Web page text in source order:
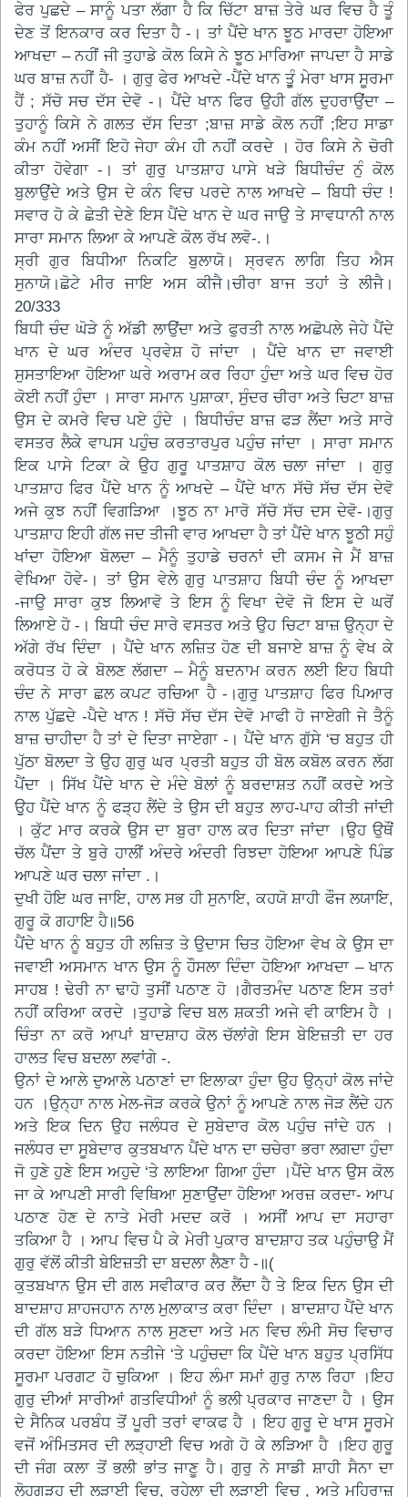
ਫੇਰ ਪੁਛਦੇ – ਸਾਨੂੰ ਪਤਾ ਲੱਗਾ ਹੈ ਕਿ ਚਿੱਟਾ ਬਾਜ਼ ਤੇਰੇ ਘਰ ਵਿਚ ਹੈ ਤੂੰ
ਦੇਣ ਤੋਂ ਇਨਕਾਰ ਕਰ ਦਿਤਾ ਹੈ -। ਤਾਂ ਪੈਂਦੇ ਖਾਨ ਝੂਠ ਮਾਰਦਾ ਹੋਇਆ
ਆਖਦਾ – ਨਹੀਂ ਜੀ ਤੁਹਾਡੇ ਕੋਲ ਕਿਸੇ ਨੇ ਝੂਠ ਮਾਰਿਆ ਜਾਪਦਾ ਹੈ ਸਾਡੇ
ਘਰ ਬਾਜ਼ ਨਹੀਂ ਹੈ- । ਗੁਰੁ ਫੇਰ ਆਖਦੇ -ਪੈਂਦੇ ਖਾਨ ਤੁੂੰ ਮੇਰਾ ਖਾਸ ਸੂਰਮਾ
ਹੈਂ ; ਸੱਚੋ ਸਚ ਦੱਸ ਦੇਵੋ -। ਪੈਂਦੇ ਖਾਨ ਫਿਰ ਉਹੀ ਗੱਲ ਦੁਹਰਾਉਂਦਾ –
ਤੁਹਾਨੂੰ ਕਿਸੇ ਨੇ ਗਲਤ ਦੱਸ ਦਿਤਾ ;ਬਾਜ਼ ਸਾਡੇ ਕੋਲ ਨਹੀਂ ;ਇਹ ਸਾਡਾ
ਕੰਮ ਨਹੀਂ ਅਸੀਂ ਇਹੋ ਜੇਹਾ ਕੰਮ ਹੀ ਨਹੀਂ ਕਰਦੇ । ਹੋਰ ਕਿਸੇ ਨੇ ਚੋਰੀ
ਕੀਤਾ ਹੋਵੇਗਾ -। ਤਾਂ ਗੁਰੁ ਪਾਤਸ਼ਾਹ ਪਾਸੇ ਖੜੇ ਬਿਧੀਚੰਦ ਨੁੰ ਕੋਲ
ਬੁਲਾਉਂਦੇ ਅਤੇ ਉਸ ਦੇ ਕੰਨ ਵਿਚ ਪਰਦੇ ਨਾਲ ਆਖਦੇ – ਬਿਧੀ ਚੰਦ !
ਸਵਾਰ ਹੋ ਕੇ ਛੇਤੀ ਦੇਣੇ ਇਸ ਪੈਂਦੇ ਖਾਨ ਦੇ ਘਰ ਜਾਉ ਤੇ ਸਾਵਧਾਨੀ ਨਾਲ
ਸਾਰਾ ਸਮਾਨ ਲਿਆ ਕੇ ਆਪਣੇ ਕੋਲ ਰੱਖ ਲਵੋ-.।
ਸ੍ਰੀ ਗੁਰ ਬਿਧੀਆ ਨਿਕਟਿ ਬੁਲਾਯੋ। ਸ੍ਰਵਨ ਲਾਗਿ ਤਿਹ ਐਸ
ਸੁਨਾਯੋ।ਛੋਟੇ ਮੀਰ ਜਾਇ ਅਸ ਕੀਜੈ।ਚੀਰਾ ਬਾਜ ਤਹਾਂ ਤੇ ਲੀਜੈ।
20/333
ਬਿਧੀ ਚੰਦ ਘੋੜੇ ਨੂੰ ਅੱਡੀ ਲਾਉਂਦਾ ਅਤੇ ਫੁਰਤੀ ਨਾਲ ਅਛੋਪਲੇ ਜੇਹੇ ਪੈਂਦੇ
ਖਾਨ ਦੇ ਘਰ ਅੰਦਰ ਪ੍ਰਵੇਸ਼ ਹੋ ਜਾਂਦਾ । ਪੈਂਦੇ ਖਾਨ ਦਾ ਜਵਾਈ
ਸੁਸਤਾਇਆ ਹੋਇਆ ਘਰੇ ਅਰਾਮ ਕਰ ਰਿਹਾ ਹੁੰਦਾ ਅਤੇ ਘਰ ਵਿਚ ਹੋਰ
ਕੋਈ ਨਹੀਂ ਹੁੰਦਾ । ਸਾਰਾ ਸਮਾਨ ਪੁਸ਼ਾਕਾ, ਸੁੰਦਰ ਚੀਰਾ ਅਤੇ ਚਿਟਾ ਬਾਜ਼
ਉਸ ਦੇ ਕਮਰੇ ਵਿਚ ਪਏ ਹੁੰਦੇ । ਬਿਧੀਚੰਦ ਬਾਜ਼ ਫੜ ਲੈਂਦਾ ਅਤੇ ਸਾਰੇ
ਵਸਤਰ ਲੈਕੇ ਵਾਪਸ ਪਹੁੰਚ ਕਰਤਾਰਪੁਰ ਪਹੁੰਚ ਜਾਂਦਾ । ਸਾਰਾ ਸਮਾਨ
ਇਕ ਪਾਸੇ ਟਿਕਾ ਕੇ ਉਹ ਗੁਰੂ ਪਾਤਸ਼ਾਹ ਕੋਲ ਚਲਾ ਜਾਂਦਾ । ਗੁਰੁ
ਪਾਤਸ਼ਾਹ ਫਿਰ ਪੈਂਦੇ ਖਾਨ ਨੂੰ ਆਖਦੇ – ਪੈਂਦੇ ਖਾਨ ਸੱਚੋ ਸੱਚ ਦੱਸ ਦੇਵੋ
ਅਜੇ ਕੁਝ ਨਹੀਂ ਵਿਗੜਿਆ ।ਝੂਠ ਨਾ ਮਾਰੋ ਸੱਚੋ ਸੱਚ ਦਸ ਦੇਵੋ-।ਗੁਰੁ
ਪਾਤਸ਼ਾਹ ਇਹੀ ਗੱਲ ਜਦ ਤੀਜੀ ਵਾਰ ਆਖਦਾ ਹੈ ਤਾਂ ਪੈਂਦੇ ਖਾਨ ਝੂਠੀ ਸਹੁੰ
ਖਾਂਦਾ ਹੋਇਆ ਬੋਲਦਾ – ਮੈਨੂੰ ਤੁਹਾਡੇ ਚਰਨਾਂ ਦੀ ਕਸਮ ਜੇ ਮੈਂ ਬਾਜ਼
ਵੇਖਿਆ ਹੋਵੇ-। ਤਾਂ ਉਸ ਵੇਲੇ ਗੁਰੁ ਪਾਤਸ਼ਾਹ ਬਿਧੀ ਚੰਦ ਨੂੰ ਆਖਦਾ
-ਜਾਉ ਸਾਰਾ ਕੁਝ ਲਿਆਵੋ ਤੇ ਇਸ ਨੂੰ ਵਿਖਾ ਦੇਵੋ ਜੋ ਇਸ ਦੇ ਘਰੋਂ
ਲਿਆਏ ਹੋ -। ਬਿਧੀ ਚੰਦ ਸਾਰੇ ਵਸਤਰ ਅਤੇ ਉਹ ਚਿਟਾ ਬਾਜ਼ ਉਨ੍ਹਾ ਦੇ
ਅੱਗੇ ਰੱਖ ਦਿੰਦਾ । ਪੈਂਦੇ ਖਾਨ ਲਜ਼ਿਤ ਹੋਣ ਦੀ ਬਜਾਏ ਬਾਜ਼ ਨੂੰ ਵੇਖ ਕੇ
ਕਰੋਧਤ ਹੋ ਕੇ ਬੋਲਣ ਲੱਗਦਾ – ਮੈਨੂੰ ਬਦਨਾਮ ਕਰਨ ਲਈ ਇਹ ਬਿਧੀ
ਚੰਦ ਨੇ ਸਾਰਾ ਛਲ ਕਪਟ ਰਚਿਆ ਹੈ -।ਗੁਰੁ ਪਾਤਸ਼ਾਹ ਫਿਰ ਪਿਆਰ
ਨਾਲ ਪੁੱਛਦੇ -ਪੈਦੇ ਖਾਨ ! ਸੱਚੋ ਸੱਚ ਦੱਸ ਦੇਵੋ ਮਾਫੀ ਹੋ ਜਾਏਗੀ ਜੇ ਤੈਨੂੰ
ਬਾਜ਼ ਚਾਹੀਦਾ ਹੈ ਤਾਂ ਦੇ ਦਿਤਾ ਜਾਏਗਾ -। ਪੈਂਦੇ ਖਾਨ ਗੁੱਸੇ ‘ਚ ਬਹੁਤ ਹੀ
ਪੁੱਠਾ ਬੋਲਦਾ ਤੇ ਉਹ ਗੁਰੁ ਘਰ ਪ੍ਰਤੀ ਬਹੁਤ ਹੀ ਬੋਲ ਕਬੋਲ ਕਰਨ ਲੱਗ
ਪੈਂਦਾ । ਸਿੱਖ ਪੈਂਦੇ ਖਾਨ ਦੇ ਮੰਦੇ ਬੋਲਾਂ ਨੂੰ ਬਰਦਾਸ਼ਤ ਨਹੀਂ ਕਰਦੇ ਅਤੇ
ਉੁਹ ਪੈਂਦੇ ਖਾਨ ਨੂੰ ਫੜ੍ਹ ਲੈਂਦੇ ਤੇ ਉਸ ਦੀ ਬਹੁਤ ਲਾਹ-ਪਾਹ ਕੀਤੀ ਜਾਂਦੀ
। ਕੁੱਟ ਮਾਰ ਕਰਕੇ ਉਸ ਦਾ ਬੁਰਾ ਹਾਲ ਕਰ ਦਿਤਾ ਜਾਂਦਾ ।ਉਹ ਉਥੌਂ
ਚੱਲ ਪੈਂਦਾ ਤੇ ਬੁਰੇ ਹਾਲੀਂ ਅੰਦਰੇ ਅੰਦਰੀ ਰਿਝਦਾ ਹੋਇਆ ਆਪਣੇ ਪਿੰਡ
ਆਪਣੇ ਘਰ ਚਲਾ ਜਾਂਦਾ .।
ਦੁਖੀ ਹੋਇ ਘਰ ਜਾਇ, ਹਾਲ ਸਭ ਹੀ ਸੁਨਾਇ, ਕਹਯੋ ਸ਼ਾਹੀ ਫੌਜ ਲਯਾਇ,
ਗੁਰੂ ਕੋ ਗਹਾਇ ਹੈ॥56
ਪੈਂਦੇ ਖਾਨ ਨੂੰ ਬਹੁਤ ਹੀ ਲਜ਼ਿਤ ਤੇ ਉਦਾਸ ਚਿਤ ਹੋਇਆ ਵੇਖ ਕੇ ਉਸ ਦਾ
ਜਵਾਈ ਅਸਮਾਨ ਖਾਨ ਉਸ ਨੂੰ ਹੌਸਲਾ ਦਿੰਦਾ ਹੋਇਆ ਆਖਦਾ – ਖਾਨ
ਸਾਹਬ ! ਢੇਰੀ ਨਾ ਢਾਹੋ ਤੁਸੀਂ ਪਠਾਣ ਹੋ ।ਗੈਰਤਮੰਦ ਪਠਾਣ ਇਸ ਤਰਾਂ
ਨਹੀਂ ਕਰਿਆ ਕਰਦੇ ।ਤੁਹਾਡੇ ਵਿਚ ਬਲ ਸ਼ਕਤੀ ਅਜੇ ਵੀ ਕਾਇਮ ਹੈ ।
ਚਿੰਤਾ ਨਾ ਕਰੋ ਆਪਾਂ ਬਾਦਸ਼ਾਹ ਕੋਲ ਚੱਲਾਂਗੇ ਇਸ ਬੇਇਜ਼ਤੀ ਦਾ ਹਰ
ਹਾਲਤ ਵਿਚ ਬਦਲਾ ਲਵਾਂਗੇ -.
ਉਨਾਂ ਦੇ ਆਲੇ ਦੁਆਲੇ ਪਠਾਣਾਂ ਦਾ ਇਲਾਕਾ ਹੁੰਦਾ ਉਹ ਉਨ੍ਹਾਂ ਕੋਲ ਜਾਂਦੇ
ਹਨ ।ਉਨ੍ਹਾ ਨਾਲ ਮੇਲ-ਜੋੜ ਕਰਕੇ ਉਨਾਂ ਨੂੰ ਆਪਣੇ ਨਾਲ ਜੋੜ ਲੈਂਦੇ ਹਨ
ਅਤੇ ਇਕ ਦਿਨ ਉਹ ਜਲੰਧਰ ਦੇ ਸੁਬੇਦਾਰ ਕੋਲ ਪਹੁੰਚ ਜਾਂਦੇ ਹਨ ।
ਜਲੰਧਰ ਦਾ ਸੂਬੇਦਾਰ ਕੁਤਬਖਾਨ ਪੈਂਦੇ ਖਾਨ ਦਾ ਚਚੇਰਾ ਭਰਾ ਲਗਦਾ ਹੁੰਦਾ
ਜੋ ਹੁਣੇ ਹੁਣੇ ਇਸ ਅਹੁਦੇ ‘ਤੇ ਲਾਇਆ ਗਿਆ ਹੁੰਦਾ ।ਪੈਂਦੇ ਖਾਨ ਉਸ ਕੋਲ
ਜਾ ਕੇ ਆਪਣੀ ਸਾਰੀ ਵਿਥਿਆ ਸੁਣਾਉਂਦਾ ਹੋਇਆ ਅਰਜ਼ ਕਰਦਾ- ਆਪ
ਪਠਾਣ ਹੋਣ ਦੇ ਨਾਤੇ ਮੇਰੀ ਮਦਦ ਕਰੋ । ਅਸੀਂ ਆਪ ਦਾ ਸਹਾਰਾ
ਤਕਿਆ ਹੈ । ਆਪ ਵਿਚ ਪੈ ਕੇ ਮੇਰੀ ਪੁਕਾਰ ਬਾਦਸ਼ਾਹ ਤਕ ਪਹੁੰਚਾਉ ਮੈਂ
ਗੁਰੁ ਵੱਲੋਂ ਕੀਤੀ ਬੇਇਜ਼ਤੀ ਦਾ ਬਦਲਾ ਲੈਣਾ ਹੈ -॥(
ਕੁਤਬਖਾਨ ਉਸ ਦੀ ਗਲ ਸਵੀਕਾਰ ਕਰ ਲੈਂਦਾ ਹੈ ਤੇ ਇਕ ਦਿਨ ਉਸ ਦੀ
ਬਾਦਸ਼ਾਹ ਸ਼ਾਹਜਹਾਨ ਨਾਲ ਮੁਲਾਕਾਤ ਕਰਾ ਦਿੰਦਾ । ਬਾਦਸ਼ਾਹ ਪੈਂਦੇ ਖਾਨ
ਦੀ ਗੱਲ ਬੜੇ ਧਿਆਨ ਨਾਲ ਸੁਣਦਾ ਅਤੇ ਮਨ ਵਿਚ ਲੰਮੀ ਸੋਚ ਵਿਚਾਰ
ਕਰਦਾ ਹੋਇਆ ਇਸ ਨਤੀਜੇ ‘ਤੇ ਪਹੁੰਚਦਾ ਕਿ ਪੈਂਦੇ ਖਾਨ ਬਹੁਤ ਪ੍ਰਸਿੱਧ
ਸੂਰਮਾ ਪਰਗਟ ਹੋ ਚੁਕਿਆ । ਇਹ ਲੰਮਾ ਸਮਾਂ ਗੁਰੁ ਨਾਲ ਰਿਹਾ ।ਇਹ
ਗੁਰੁ ਦੀਆਂ ਸਾਰੀਆਂ ਗਤਵਿਧੀਆਂ ਨੂੰ ਭਲੀ ਪ੍ਰਕਾਰ ਜਾਣਦਾ ਹੈ । ਉਸ
ਦੇ ਸੈਨਿਕ ਪਰਬੰਧ ਤੋਂ ਪੂਰੀ ਤਰਾਂ ਵਾਕਫ ਹੈ । ਇਹ ਗੁਰੂ ਦੇ ਖਾਸ ਸੂਰਮੇ
ਵਜੋਂ ਅੰਮਿਤਸਰ ਦੀ ਲੜ੍ਹਾਈ ਵਿਚ ਅਗੇ ਹੋ ਕੇ ਲੜਿਆ ਹੈ ।ਇਹ ਗੁਰੂ
ਦੀ ਜੰਗ ਕਲਾ ਤੋਂ ਭਲੀ ਭਾਂਤ ਜਾਣੂ ਹੈ। ਗੁਰੁ ਨੇ ਸਾਡੀ ਸ਼ਾਹੀ ਸੈਨਾ ਦਾ
ਲੋਹਗੜ੍ਹ ਦੀ ਲੜਾਈ ਵਿਚ, ਰੁਹੇਲਾ ਦੀ ਲੜਾਈ ਵਿਚ , ਅਤੇ ਮਹਿਰਾਜ਼